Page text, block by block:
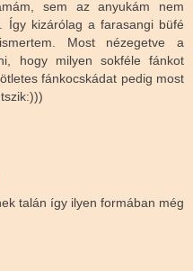
sem az anyukám nem
Így kizárólag a farasangi büfé
Most nézegetve a
hogy milyen sokféle fánkot
fánkocskádat pedig most
talán így ilyen formában még